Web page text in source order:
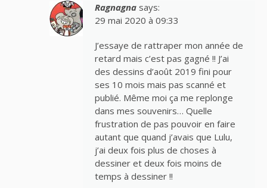
Ragnagna says:
29 mai 2020 à 09:33
J’essaye de rattraper mon année de
retard mais c’est pas gagné !! J’ai
des dessins d’août 2019 fini pour
ses 10 mois mais pas scanné et
publié. Même moi ça me replonge
dans mes souvenirs… Quelle
frustration de pas pouvoir en faire
autant que quand j’avais que Lulu,
j’ai deux fois plus de choses à
dessiner et deux fois moins de
temps à dessiner !!